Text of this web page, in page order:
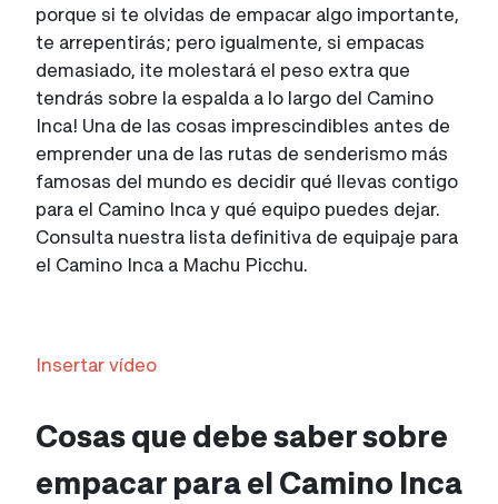
porque si te olvidas de empacar algo importante,
te arrepentirás; pero igualmente, si empacas
demasiado, ¡te molestará el peso extra que
tendrás sobre la espalda a lo largo del Camino
Inca! Una de las cosas imprescindibles antes de
emprender una de las rutas de senderismo más
famosas del mundo es decidir qué llevas contigo
para el Camino Inca y qué equipo puedes dejar.
Consulta nuestra lista definitiva de equipaje para
el Camino Inca a Machu Picchu.
Insertar vídeo
Cosas que debe saber sobre
empacar para el Camino Inca